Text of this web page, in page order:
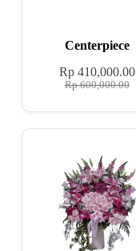
Centerpiece
Rp600,000.00
Rp410,000.00